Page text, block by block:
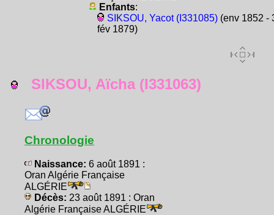
Enfants:
SIKSOU, Yacot (I331085)(env 1852 -
fév 1879)
SIKSOU, Aïcha (I331063)
Chronologie
Naissance: 6 août 1891 :
Oran Algérie Française
ALGÉRIE
Décès: 23 août 1891 : Oran
Algérie Française ALGÉRIE